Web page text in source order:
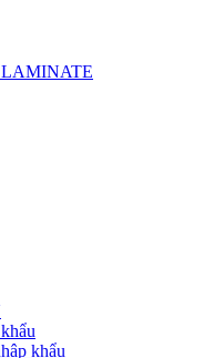
LAMINATE
khẩu